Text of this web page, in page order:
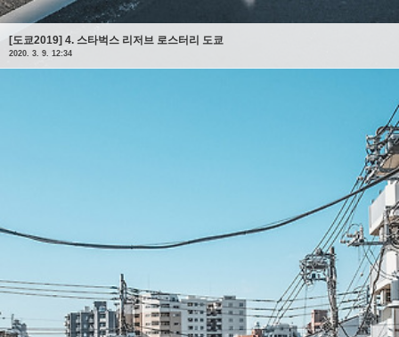
[도쿄2019] 4. 스타벅스 리저브 로스터리 도쿄
2020. 3. 9. 12:34